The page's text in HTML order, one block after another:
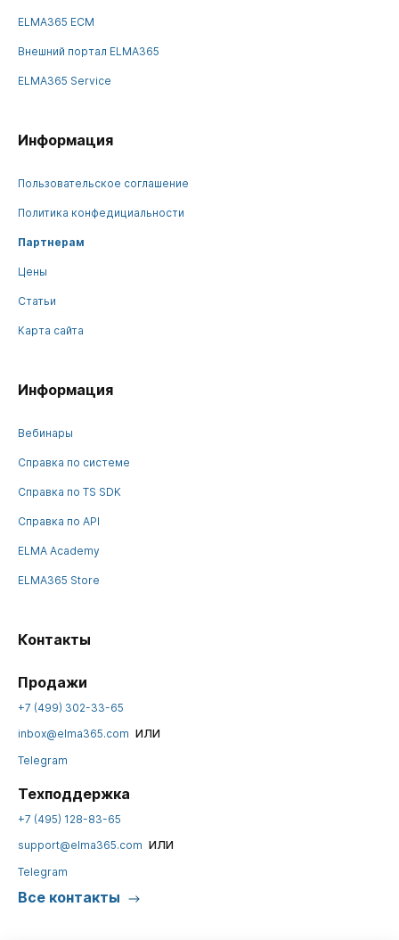
ELMA365 ECM
Внешний портал ELMA365
ELMA365 Service
Информация
Пользовательское соглашение
Политика конфедициальности
Партнерам
Цены
Статьи
Карта сайта
Информация
Вебинары
Справка по системе
Справка по TS SDK
Справка по API
ELMA Academy
ELMA365 Store
Контакты
Продажи
+7 (499) 302-33-65
inbox@elma365.com или
Telegram
Техподдержка
+7 (495) 128-83-65
support@elma365.com или
Telegram
Все контакты